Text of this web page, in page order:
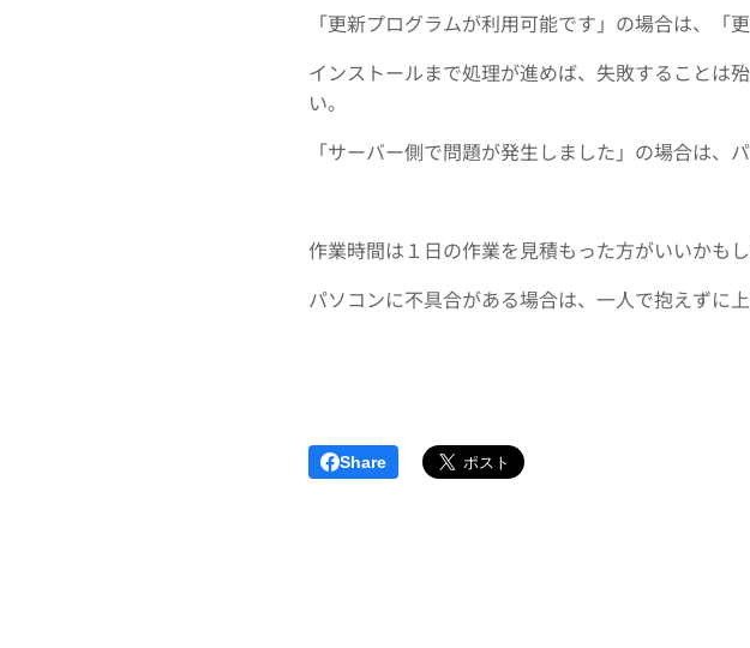
「更新プログラムが利用可能です」の場合は、「
インストールまで処理が進めば、失敗することは
い。
「サーバー側で問題が発生しました」の場合は、
作業時間は１日の作業を見積もった方がいいかもし
パソコンに不具合がある場合は、一人で抱えずに
Share